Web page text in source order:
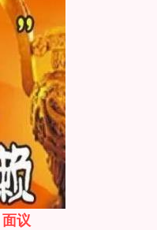
面议